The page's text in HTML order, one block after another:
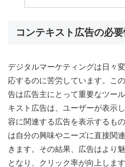
コンテキスト広告の必
デジタルマーケティングは日々
応するのに苦労しています。こ
告は広告主にとって重要なツー
キスト広告は、ユーザーが表示
容に関連する広告を表示するも
は自分の興味やニーズに直接関
きます。その結果、広告はより
となり、クリック率が向上します